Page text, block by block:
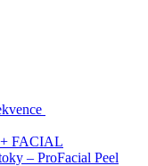
FACIAL
– ProFacial Peel